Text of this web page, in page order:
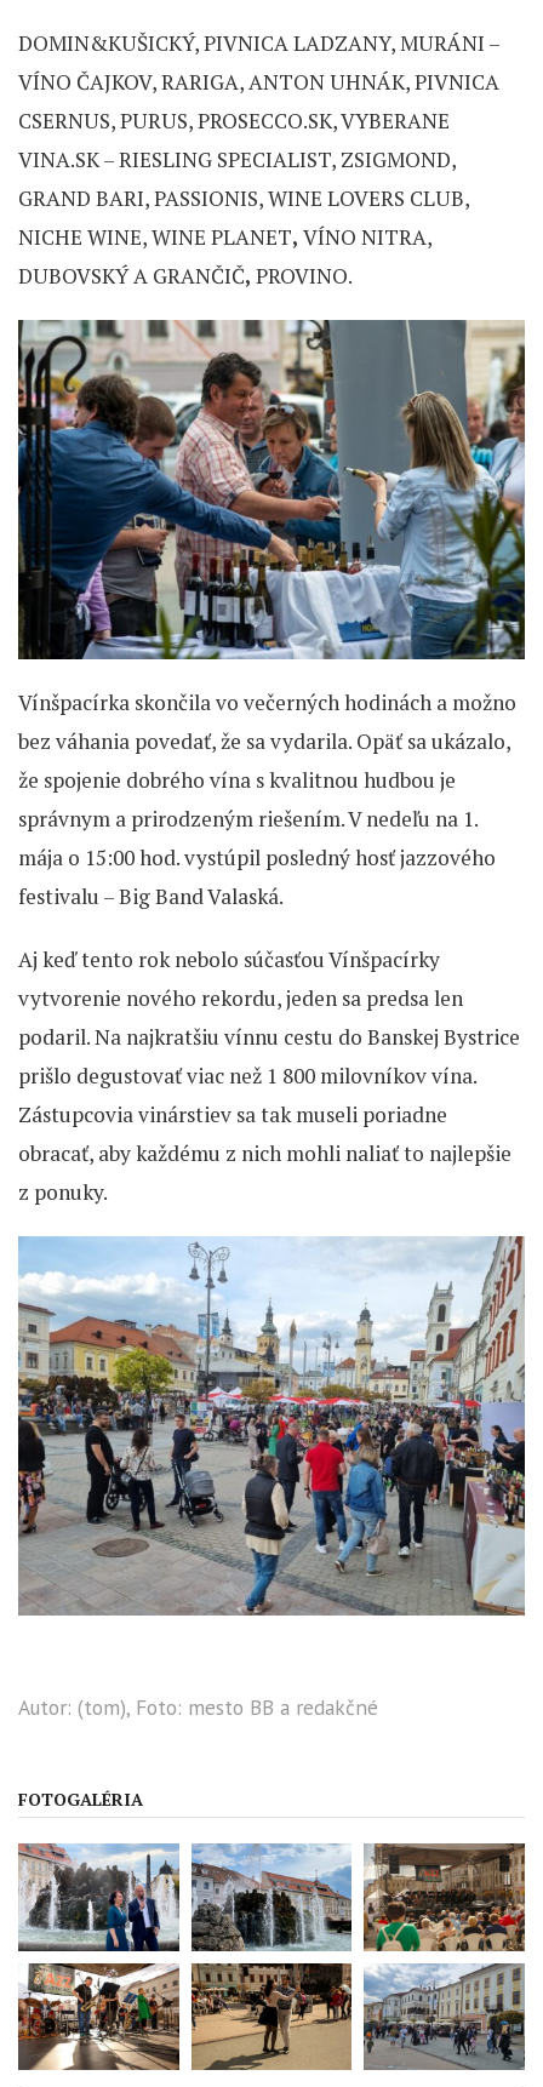
DOMIN&KUŠICKÝ, PIVNICA LADZANY, MURÁNI –
VÍNO ČAJKOV, RARIGA, ANTON UHNÁK, PIVNICA
CSERNUS, PURUS, PROSECCO.SK, VYBERANE
VINA.SK – RIESLING SPECIALIST, ZSIGMOND,
GRAND BARI, PASSIONIS, WINE LOVERS CLUB,
NICHE WINE, WINE PLANET, VÍNO NITRA,
DUBOVSKÝ A GRANČIČ, PROVINO.
Vínšpacírka skončila vo večerných hodinách a možno
bez váhania povedať, že sa vydarila. Opäť sa ukázalo,
že spojenie dobrého vína s kvalitnou hudbou je
správnym a prirodzeným riešením. V nedeľu na 1.
mája o 15:00 hod. vystúpil posledný hosť jazzového
festivalu – Big Band Valaská.
Aj keď tento rok nebolo súčasťou Vínšpacírky
vytvorenie nového rekordu, jeden sa predsa len
podaril. Na najkratšiu vínnu cestu do Banskej Bystrice
prišlo degustovať viac než 1 800 milovníkov vína.
Zástupcovia vinárstiev sa tak museli poriadne
obracať, aby každému z nich mohli naliať to najlepšie
z ponuky.
Autor: (tom), Foto: mesto BB a redakčné
FOTOGALÉRIA